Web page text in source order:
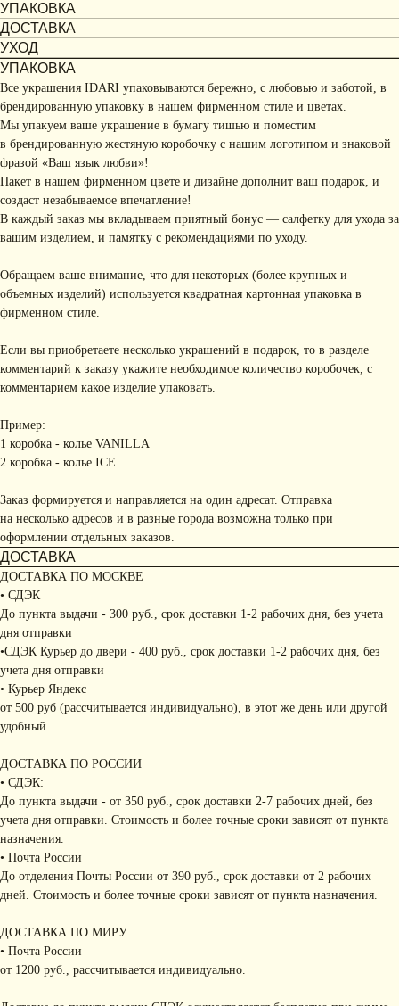
УПАКОВКА
ДОСТАВКА
УХОД
УПАКОВКА
Все украшения IDARI упаковываются бережно, с любовью и заботой, в
брендированную упаковку в нашем фирменном стиле и цветах.
Мы упакуем ваше украшение в бумагу тишью и поместим
в брендированную жестяную коробочку с нашим логотипом и знаковой
фразой «Ваш язык любви»!
Пакет в нашем фирменном цвете и дизайне дополнит ваш подарок, и
создаст незабываемое впечатление!
В каждый заказ мы вкладываем приятный бонус — салфетку для ухода за
вашим изделием, и памятку с рекомендациями по уходу.
Обращаем ваше внимание, что для некоторых (более крупных и
объемных изделий) используется квадратная картонная упаковка в
фирменном стиле.
Если вы приобретаете несколько украшений в подарок, то в разделе
комментарий к заказу укажите необходимое количество коробочек, с
комментарием какое изделие упаковать.
Пример:
1 коробка - колье VANILLA
2 коробка - колье ICE
Заказ формируется и направляется на один адресат. Отправка
на несколько адресов и в разные города возможна только при
оформлении отдельных заказов.
ДОСТАВКА
ДОСТАВКА ПО МОСКВЕ
• СДЭК
До пункта выдачи - 300 руб., срок доставки 1-2 рабочих дня, без учета
дня отправки
•СДЭК Курьер до двери - 400 руб., срок доставки 1-2 рабочих дня, без
учета дня отправки
• Курьер Яндекс
от 500 руб (рассчитывается индивидуально), в этот же день или другой
удобный
ДОСТАВКА ПО РОССИИ
• СДЭК:
До пункта выдачи - от 350 руб., срок доставки 2-7 рабочих дней, без
учета дня отправки. Стоимость и более точные сроки зависят от пункта
назначения.
• Почта России
До отделения Почты России от 390 руб., срок доставки от 2 рабочих
дней. Стоимость и более точные сроки зависят от пункта назначения.
ДОСТАВКА ПО МИРУ
• Почта России
от 1200 руб., рассчитывается индивидуально.